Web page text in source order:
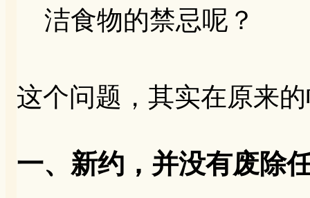
洁食物的禁忌呢？
这个问题，其实在原来
一、新约，并没有废除